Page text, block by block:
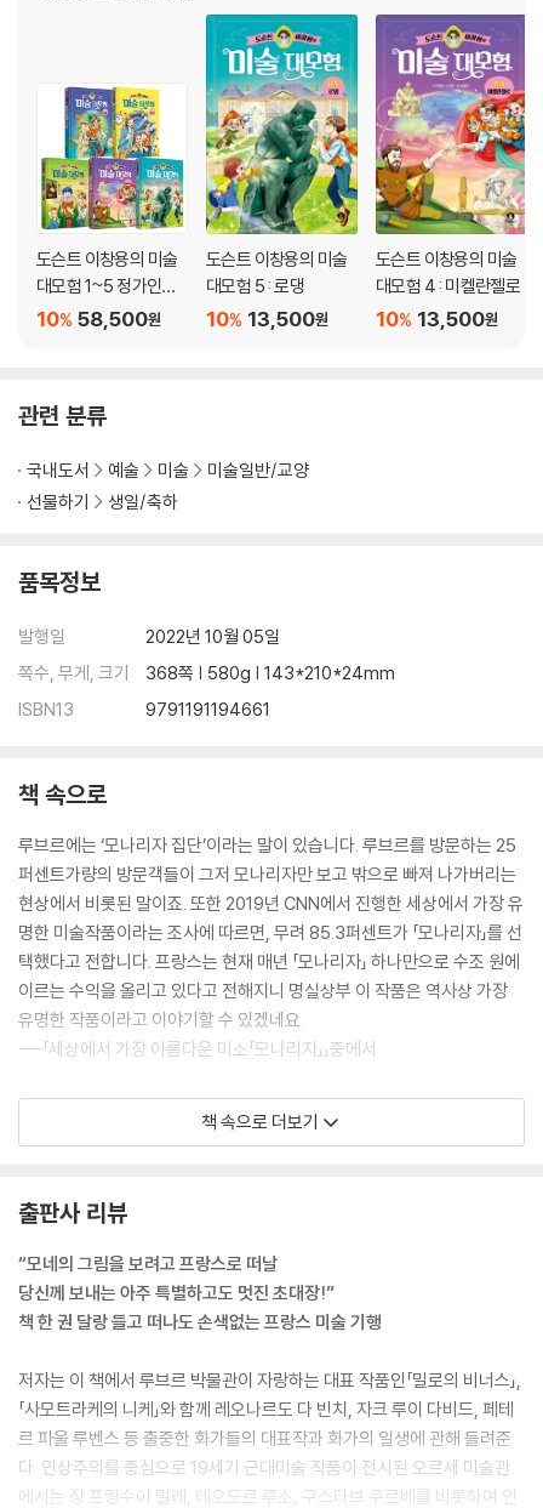
영원히 꺼지지 않는 예술의 불꽃, 인상주의
농부의 화가, 장 프랑수아 밀레
다양한 해석이 존재하는 「이삭 줍는 여인들」
바르비종 화파의 창시자, 테오도르 루소
천사를 그릴 수 없는 화가, 구스타브 쿠르베
사실주의 서막 「오르낭의 장례식」
현대미술의 시작, 에두아르 마네
현대미술의 시작을 알린 「풀밭 위의 점심」
그래, 난 창녀다. 그래서 어쩌라는 거야? 「올랭피아」
서시 『지옥에서 보낸 한철』 아르투르 랭보
비운의 화가, 장 프레데릭 바지유
아틀리에를 벗어나 야외로 떠나는 화가들
빛의 사냥꾼, 클로드 모네
절정을 꽃 피우다 「루앙 대성당」 연작
인상주의의 또 다른 빛의 효과
파리의 신데렐라를 꿈꾸는 발레리나
4. 신의 손을 훔친 조각가 로댕 미술관
지옥의 비참한 광경에 사색에 잠긴 시인
노블레스 오블리주의 상징 「칼레의 시민」
미완성으로 남겨진 필생의 역작 「지옥문」
로댕의 안식처가 된 비롱 저택
조각의 가치 기준을 바꾼 로댕의 작품들
영원한 뮤즈이자 달콤한 독배, 카미유 클로델
로댕 미술관을 떠나며
도슨트 이창용의 미술
대모험 1~5 정가인하
세트 58,500원
10%
도슨트 이창용의 미술
대모험 5 : 로댕
13,500원
10%
도슨트 이창용의 미술
대모험 4 : 미켈란젤로
13,500원
10%
관련 분류
국내도서 예술 미술
미술일반/교양
선물하기
생일/축하
품목정보
발행일
2022년 10월 05일
쪽수, 무게, 크기
368쪽 | 580g | 143*210*24mm
ISBN13
9791191194661
책 속으로
루브르에는 ‘모나리자 집단’이라는 말이 있습니다. 루브르를 방문하는 25
퍼센트가량의 방문객들이 그저 모나리자만 보고 밖으로 빠져 나가버리는
현상에서 비롯된 말이죠. 또한 2019년 CNN에서 진행한 세상에서 가장 유
명한 미술작품이라는 조사에 따르면, 무려 85.3퍼센트가 「모나리자」를 선
택했다고 전합니다. 프랑스는 현재 매년 「모나리자」 하나만으로 수조 원에
이르는 수익을 올리고 있다고 전해지니 명실상부 이 작품은 역사상 가장
유명한 작품이라고 이야기할 수 있겠네요.
---「세상에서 가장 아름다운 미소「모나리자」」중에서
200년 넘게 베네치아 산 조르지오 마조레 수도원 식당을 아름답게 장식하
던 이 작품에 숱한 시련이 찾아오기 시작합니다. 1797년 이탈리아를 침공
와 크기 때문에 프랑스로 가져갈 엄두를 내질 못했습니다. 결국 그들은 고
민 끝에 작품을 반으로 잘라 캔버스를 돌돌 말아버리는 만행을 저지릅니
다.
---「루브르에서 가장 큰 그림「가나의 혼인 잔치」」중에서
너무나도 멋진 초상화이지만 사실 이 장면은 완벽히 조작된 장면이었습니
다. 생 베르나르 고개는 말이 고개이지, 해발고도가 2,400미터가 넘는 험
준한 산맥으로 아라비아산 경주마가 아닌 노새를 이용해야만 안전하게 지
날 수 있는 곳이었습니다. 또한 이곳은 나폴레옹이 통과했던 5월에도 평균
기온이 영하에 가까운 눈덮인 곳으로, 아마도 나폴레옹은 두꺼운 외투에
책 속으로 더보기
출판사 리뷰
“모네의 그림을 보려고 프랑스로 떠날
당신께 보내는 아주 특별하고도 멋진 초대장!”
책 한 권 달랑 들고 떠나도 손색없는 프랑스 미술 기행
저자는 이 책에서 루브르 박물관이 자랑하는 대표 작품인「밀로의 비너스」,
「사모트라케의 니케」와 함께 레오나르도 다 빈치, 자크 루이 다비드, 페테
르 파울 루벤스 등 출중한 화가들의 대표작과 화가의 일생에 관해 들려준
다. 인상주의를 중심으로 19세기 근대미술 작품이 전시된 오르세 미술관
에서는 장 프랑수아 밀레, 테오도르 루소, 구스타브 쿠르베를 비롯하여 인